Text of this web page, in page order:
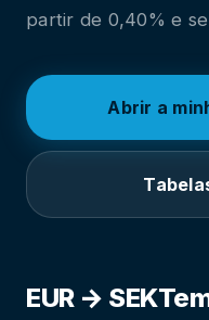
partir de 0,40% e
Abrir a
EUR → SEK